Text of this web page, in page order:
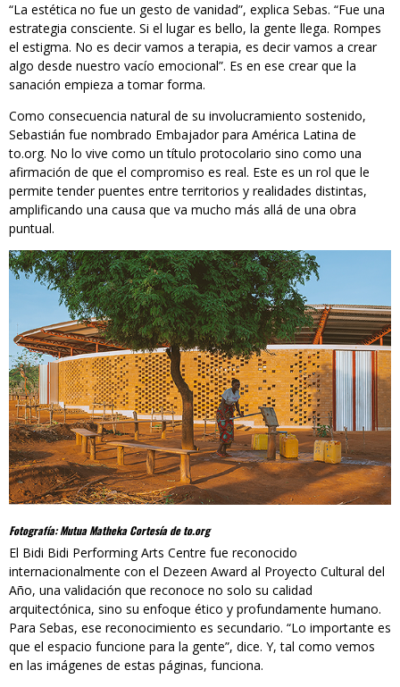
“La estética no fue un gesto de vanidad”, explica Sebas. “Fue una
estrategia consciente. Si el lugar es bello, la gente llega. Rompes
el estigma. No es decir vamos a terapia, es decir vamos a crear
algo desde nuestro vacío emocional”. Es en ese crear que la
sanación empieza a tomar forma.
Como consecuencia natural de su involucramiento sostenido,
Sebastián fue nombrado Embajador para América Latina de
to.org. No lo vive como un título protocolario sino como una
afirmación de que el compromiso es real. Este es un rol que le
permite tender puentes entre territorios y realidades distintas,
amplificando una causa que va mucho más allá de una obra
puntual.
Fotografía: Mutua Matheka Cortesía de to.org
El Bidi Bidi Performing Arts Centre fue reconocido
internacionalmente con el Dezeen Award al Proyecto Cultural del
Año, una validación que reconoce no solo su calidad
arquitectónica, sino su enfoque ético y profundamente humano.
Para Sebas, ese reconocimiento es secundario. “Lo importante es
que el espacio funcione para la gente”, dice. Y, tal como vemos
en las imágenes de estas páginas, funciona.